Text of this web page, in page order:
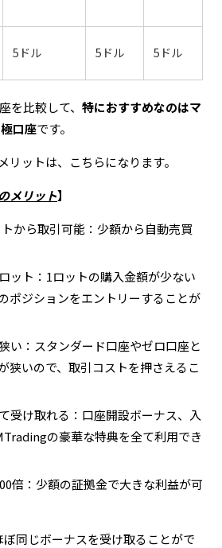
5ドル 5ドル 5ドル
を比較して、 特におすすめなのはマ
口座です。
リットは、こちらになります。
メリット】
から取引可能：少額から自動売買
ット：1ロットの購入金額が少ない
ポジションをエントリーすることが
い：スタンダード口座やゼロ口座と
狭いので、取引コストを押さえるこ
受け取れる：口座開設ボーナス、入
の豪華な特典を全て利用でき
倍：少額の証拠金で大きな利益が可
同じボーナスを受け取ることがで